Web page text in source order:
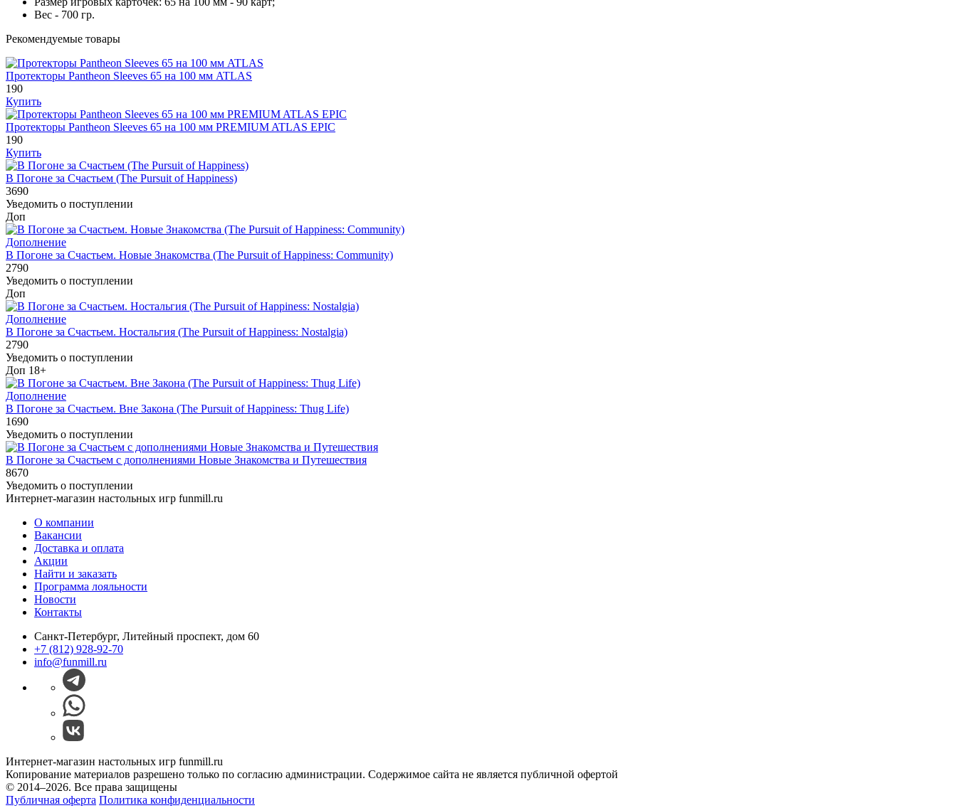
Вес - 700 гр.
Рекомендуемые товары
Протекторы Pantheon Sleeves 65 на 100 мм ATLAS
190
Купить
Протекторы Pantheon Sleeves 65 на 100 мм PREMIUM ATLAS EPIC
190
Купить
В Погоне за Счастьем (The Pursuit of Happiness)
3690
Уведомить о поступлении
Доп
Дополнение
В Погоне за Счастьем. Новые Знакомства (The Pursuit of Happiness: Community)
2790
Уведомить о поступлении
Доп
Дополнение
В Погоне за Счастьем. Ностальгия (The Pursuit of Happiness: Nostalgia)
2790
Уведомить о поступлении
Доп 18+
Дополнение
В Погоне за Счастьем. Вне Закона (The Pursuit of Happiness: Thug Life)
1690
Уведомить о поступлении
В Погоне за Счастьем с дополнениями Новые Знакомства и Путешествия
8670
Уведомить о поступлении
Интернет-магазин настольных игр funmill.ru
О компании
Вакансии
Доставка и оплата
Акции
Найти и заказать
Программа лояльности
Новости
Контакты
Санкт-Петербург, Литейный проспект, дом 60
+7 (812) 928-92-70
info@funmill.ru
Интернет-магазин настольных игр funmill.ru
Копирование материалов разрешено только по согласию администрации. Содержимое сайта не является публичной офертой
© 2014–2026. Все права защищены
Публичная оферта Политика конфиденциальности